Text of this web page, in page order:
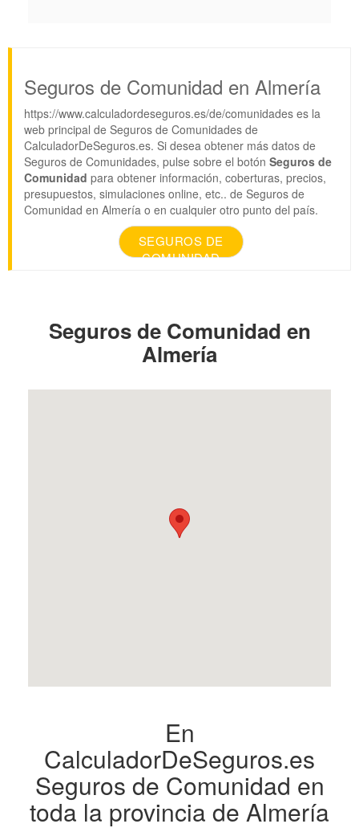
Seguros de Comunidad en Almería
https://www.calculadordeseguros.es/de/comunidades es la
web principal de Seguros de Comunidades de
CalculadorDeSeguros.es. Si desea obtener más datos de
Seguros de Comunidades, pulse sobre el botón Seguros de
Comunidad para obtener información, coberturas, precios,
presupuestos, simulaciones online, etc.. de Seguros de
Comunidad en Almería o en cualquier otro punto del país.
SEGUROS DE
COMUNIDAD
Seguros de Comunidad en
Almería
En
CalculadorDeSeguros.es
Seguros de Comunidad en
toda la provincia de Almería